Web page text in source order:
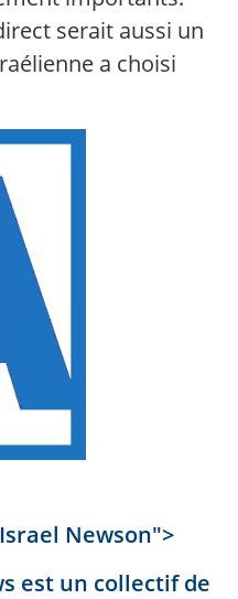
serait aussi un
a choisi
Newson">
est un collectif de